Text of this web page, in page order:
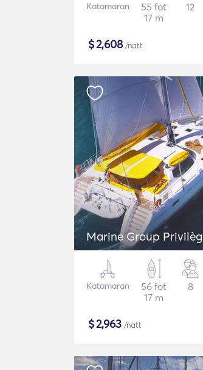
Katamaran
55 fot
17 m
12
$2,608/natt
Marine Group
Katamaran
56 fot
17 m
8
$2,963 /natt